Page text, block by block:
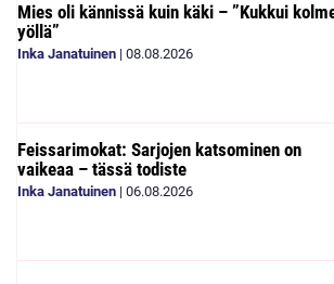
Mies oli kännissä kuin käki – ”Kukkui
yöllä”
Inka Janatuinen | 08.08.2026
Feissarimokat: Sarjojen katsominen on
vaikeaa – tässä todiste
Inka Janatuinen | 06.08.2026